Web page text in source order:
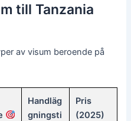
till Tanzania
av visum beroende på
Handläg
gningsti
Pris
(2025)